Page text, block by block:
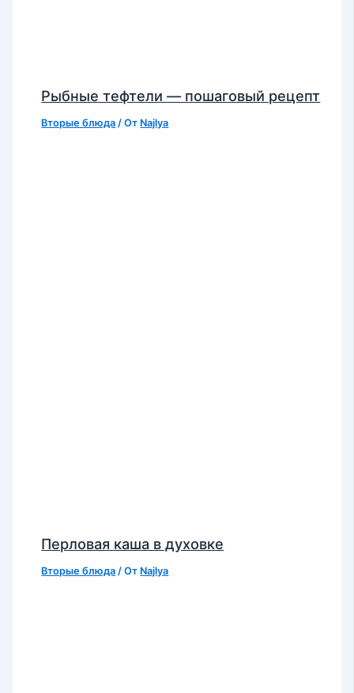
Рыбные тефтели — пошаговый рецепт
Вторые блюда / От Najlya
Перловая каша в духовке
Вторые блюда / От Najlya